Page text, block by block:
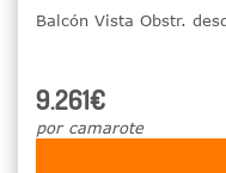
Balcón Vista Obstr.
9.261€
por camarote